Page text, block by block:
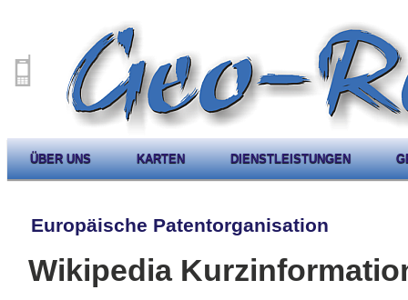
ÜBER UNS KARTEN DIENSTLEISTUNGEN
Europäische Patentorganisation
Wikipedia